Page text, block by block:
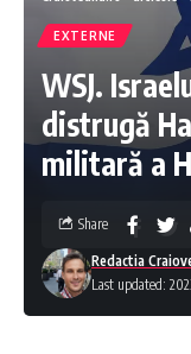
EXTERNE
WSJ.
distrugă
militară a
Last updated:
Redactia
Share